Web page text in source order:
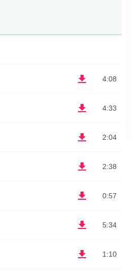
4:08
4:33
2:04
2:38
0:57
5:34
1:10